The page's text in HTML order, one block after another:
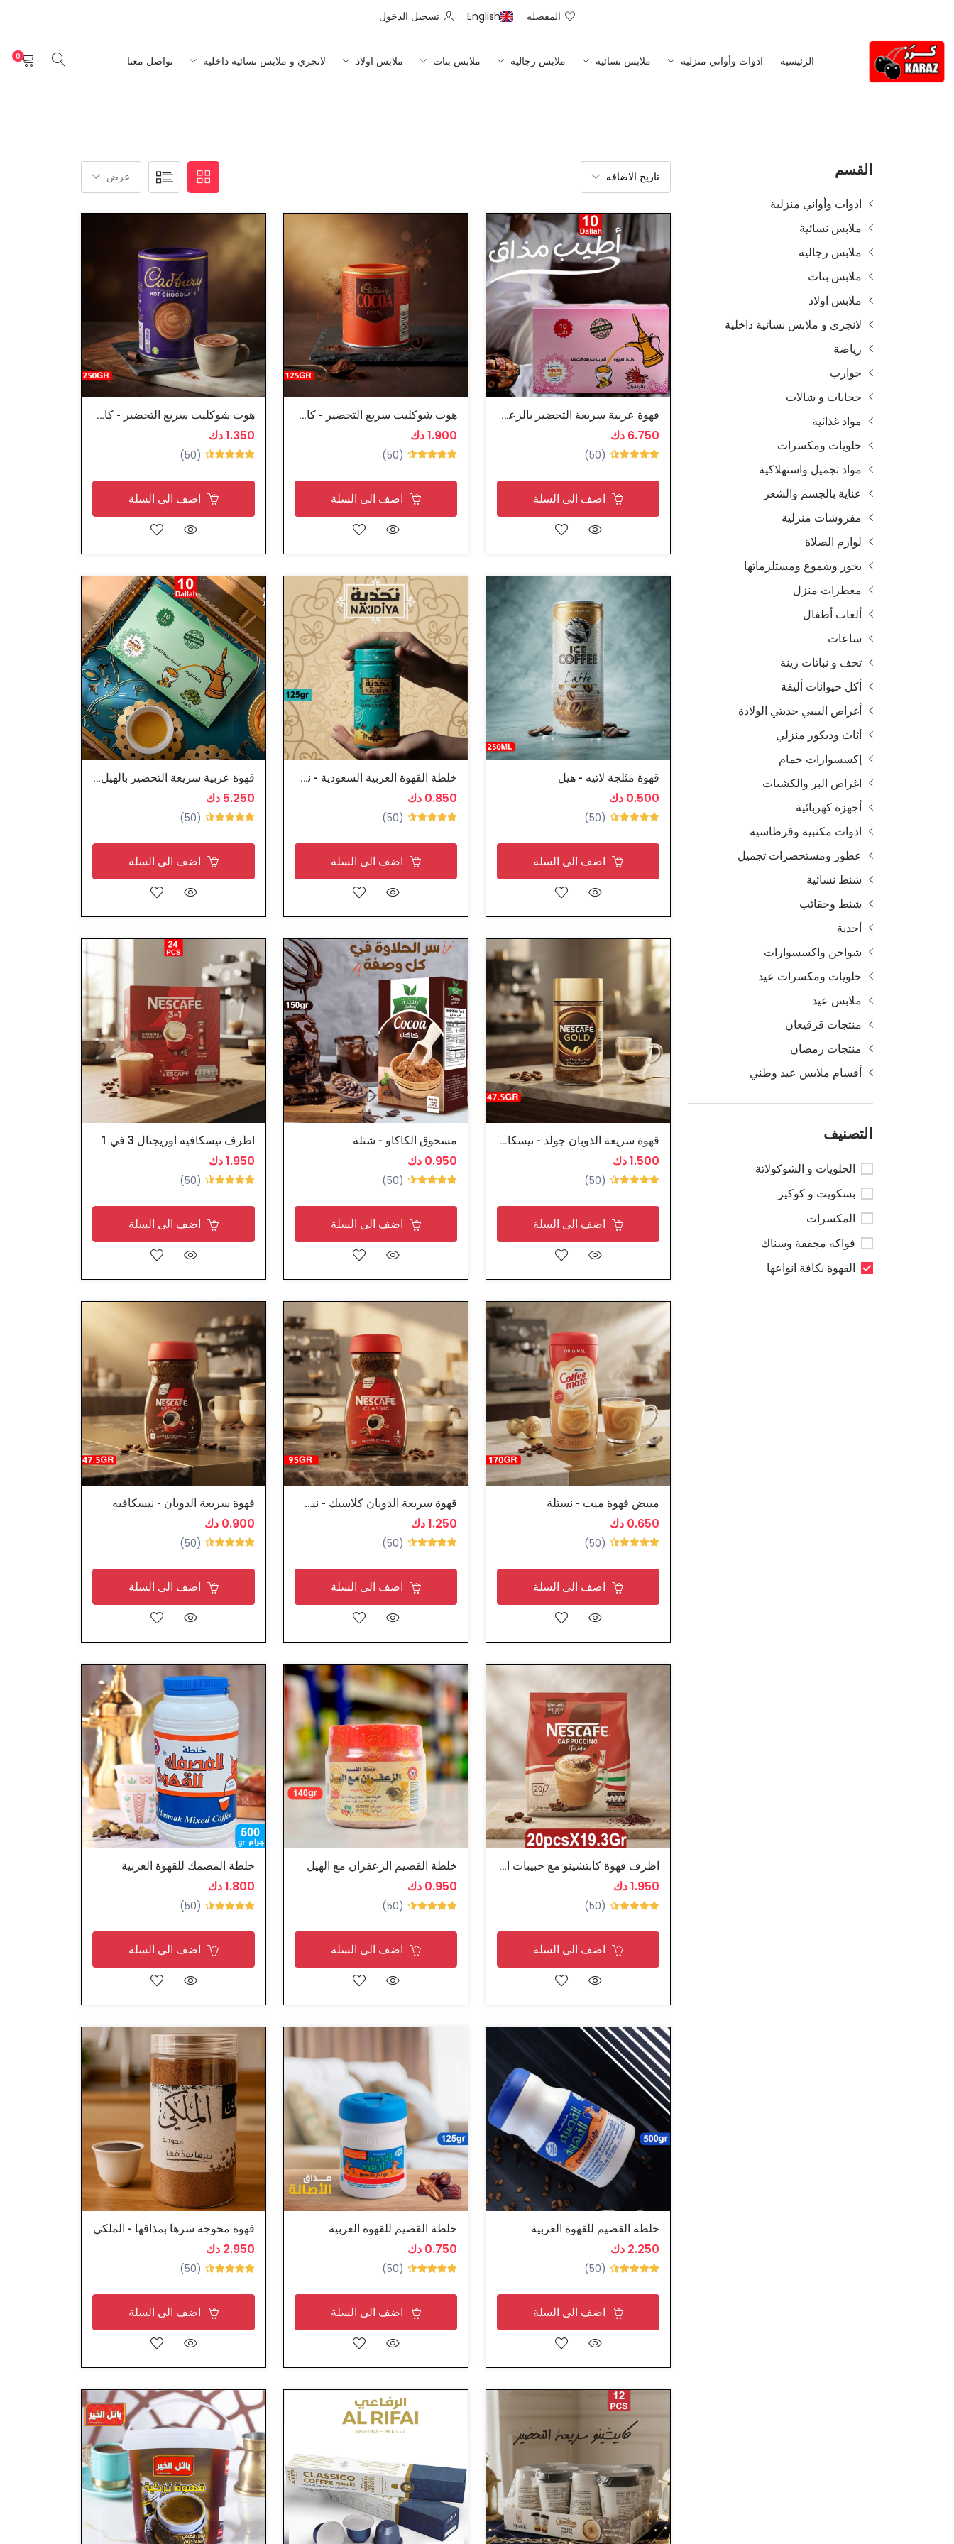
المفضله English تسجيل الدخول
الرئيسية ادوات وأواني منزلية ملابس نسائية ملابس رجالية ملابس بنات ملابس اولاد لانجري و ملابس نسائية داخلية تواصل معنا 0
قهوة عربية سريعة التحضير بالزعفران - كيف المسافر
6.750 دك
(50)
اضف الى السلة
هوت شوكليت سريع التحضير - كادبوري
1.900 دك
(50)
اضف الى السلة
هوت شوكليت سريع التحضير - كادبوري
1.350 دك
(50)
اضف الى السلة
قهوة مثلجة لاتيه - هيل
0.500 دك
(50)
اضف الى السلة
خلطة القهوة العربية السعودية - نجدية
0.850 دك
(50)
اضف الى السلة
قهوة عربية سريعة التحضير بالهيل - كيف المسافر
5.250 دك
(50)
اضف الى السلة
قهوة سريعة الذوبان جولد - نيسكافيه
1.500 دك
(50)
اضف الى السلة
مسحوق الكاكاو - شتلة
0.950 دك
(50)
اضف الى السلة
اظرف نيسكافيه اوريجنال 3 في 1
1.950 دك
(50)
اضف الى السلة
مبيض قهوة ميت - نستلة
0.650 دك
(50)
اضف الى السلة
قهوة سريعة الذوبان كلاسيك - نيسكافيه
1.250 دك
(50)
اضف الى السلة
قهوة سريعة الذوبان - نيسكافيه
0.900 دك
(50)
اضف الى السلة
اظرف قهوة كابتشينو مع حبيبات الشوكولاتة - نسكافيه
1.950 دك
(50)
اضف الى السلة
خلطة القصيم الزعفران مع الهيل
0.950 دك
(50)
اضف الى السلة
خلطة المصمك للقهوة العربية
1.800 دك
(50)
اضف الى السلة
خلطة القصيم للقهوة العربية
2.250 دك
(50)
اضف الى السلة
خلطة القصيم للقهوة العربية
0.750 دك
(50)
اضف الى السلة
قهوة محوجة سرها بمذاقها - الملكي
2.950 دك
(50)
اضف الى السلة
القسم
ادوات وأواني منزلية
ملابس نسائية
ملابس رجالية
ملابس بنات
ملابس اولاد
لانجري و ملابس نسائية داخلية
رياضة
جوارب
حجابات و شالات
مواد غذائية
حلويات ومكسرات
مواد تجميل واستهلاكية
عناية بالجسم والشعر
مفروشات منزلية
لوازم الصلاة
بخور وشموع ومستلزماتها
معطرات منزل
ألعاب أطفال
ساعات
تحف و نباتات زينة
أكل حيوانات أليفة
أغراض البيبي حديثي الولادة
أثاث وديكور منزلي
إكسسوارات حمام
اغراض البر والكشتات
أجهزة كهربائية
ادوات مكتبية وقرطاسية
عطور ومستحضرات تجميل
شنط نسائية
شنط وحقائب
أحذية
شواحن واكسسوارات
حلويات ومكسرات عيد
ملابس عيد
منتجات قرقيعان
منتجات رمضان
أقسام ملابس عيد وطني
التصنيف
الحلويات و الشوكولاتة
بسكويت و كوكيز
المكسرات
فواكه مجففة وسناك
القهوة بكافة انواعها